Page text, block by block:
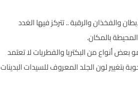
والرقبة .. تتركز فيها الغدد
بالمكان.
أنواع من البكتريا والفطريات لا تعتمد
بتغيير لون الجلد المعروف للسيدات البدينات